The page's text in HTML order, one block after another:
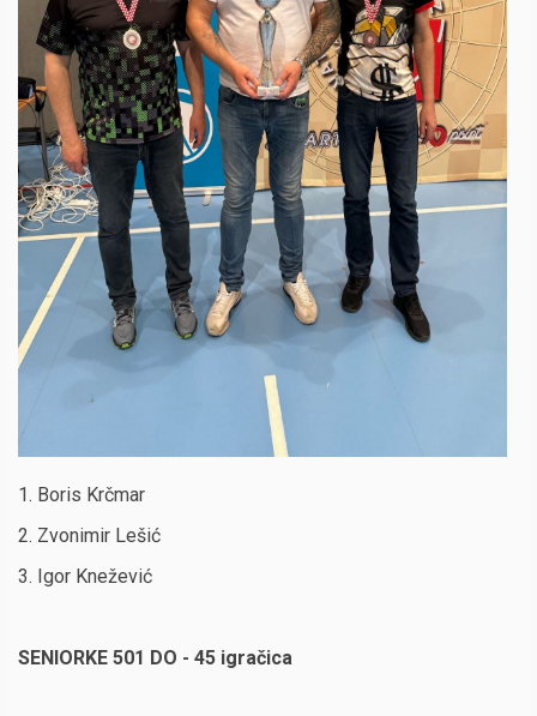
1. Boris Krčmar
2. Zvonimir Lešić
3. Igor Knežević
SENIORKE 501 DO - 45 igračica